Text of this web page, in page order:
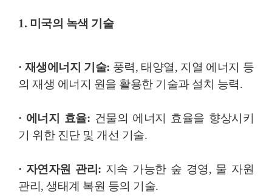
1. 미국의 녹색 기술
· 재생에너지 기술: 풍력, 태양열, 지열 에너지 등
의 재생 에너지 원을 활용한 기술과 설치 능력.
· 에너지 효율: 건물의 에너지 효율을 향상시키
기 위한 진단 및 개선 기술.
· 자연자원 관리: 지속 가능한 숲 경영, 물 자원
관리, 생태계 복원 등의 기술.